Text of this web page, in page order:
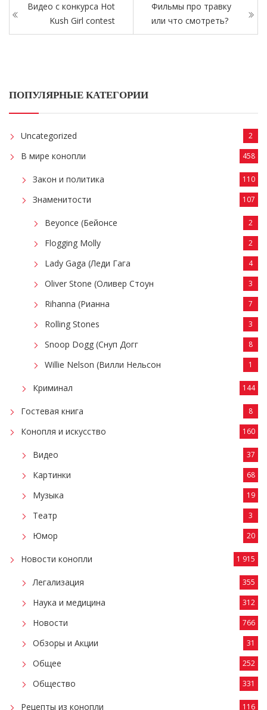
Видео с конкурса Hot
Kush Girl contest
Фильмы про травку
или что смотреть?
ПОПУЛЯРНЫЕ КАТЕГОРИИ
Uncategorized 2
В мире конопли 458
Закон и политика 110
Знаменитости 107
Beyonce (Бейонсе 2
Flogging Molly 2
Lady Gaga (Леди Гага 4
Oliver Stone (Оливер Стоун 3
Rihanna (Рианна 7
Rolling Stones 3
Snoop Dogg (Снуп Догг 8
Willie Nelson (Вилли Нельсон 1
Криминал 144
Гостевая книга 8
Конопля и искусство 160
Видео 37
Картинки 68
Музыка 19
Театр 3
Юмор 20
Новости конопли 1 915
Легализация 355
Наука и медицина 312
Новости 766
Обзоры и Акции 31
Общее 252
Общество 331
Рецепты из конопли 116